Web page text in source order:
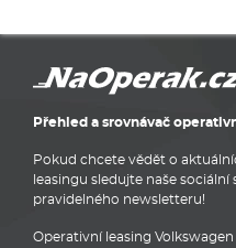
Přehled a srovnávač
Pokud chcete vědět o
leasingu sledujte naše
pravidelného newsletteru!
Operativní leasing Volkswagen